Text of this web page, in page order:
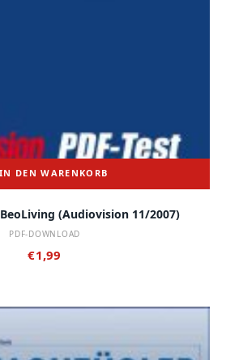
IN DEN WARENKORB
(audiovision 11/2007)
PDF-DOWNLOAD
€1,99